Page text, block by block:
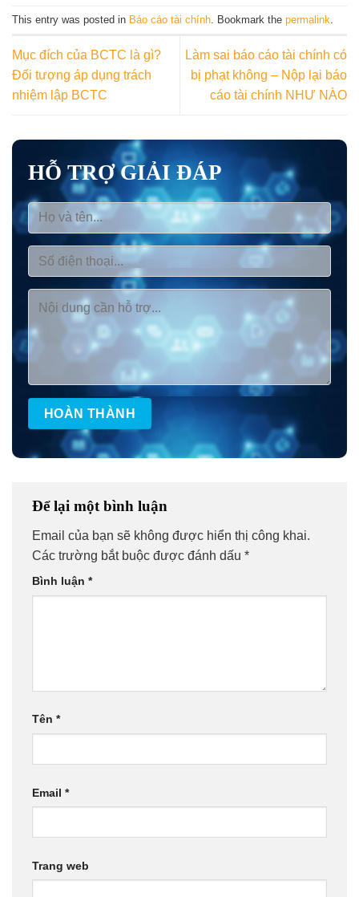
This entry was posted in Báo cáo tài chính . Bookmark the permalink
Mục đích của BCTC là gì?
Đối tượng áp dụng trách
nhiệm lập BCTC
Làm sai báo cáo tài chính có
bị phạt không – Nộp lại báo
cáo tài chính NHƯ NÀO
HỖ TRỢ GIẢI ĐÁP
Để lại một bình luận
Email của bạn sẽ không được hiển thị công khai.
Các trường bắt buộc được đánh dấu *
Bình luận *
Tên *
Email *
Trang web